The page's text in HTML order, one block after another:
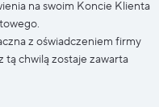
na swoim Koncie Klienta
z oświadczeniem firmy
chwilą zostaje zawarta